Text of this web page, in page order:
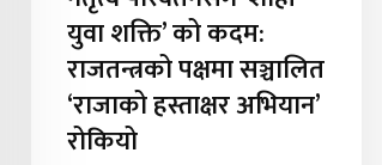
युवा शक्ति’ को कदम:
राजतन्त्रको पक्षमा सञ्चालित
‘राजाको हस्ताक्षर अभियान’
रोकियो